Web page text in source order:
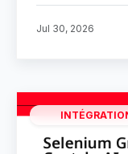
Jul 30, 2026